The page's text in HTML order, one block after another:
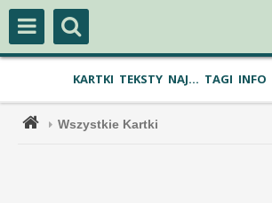
KARTKI TEKSTY NAJ... TAGI INFO
Wszystkie Kartki